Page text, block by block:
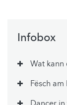
Infobox
Wat kann
Fësch am